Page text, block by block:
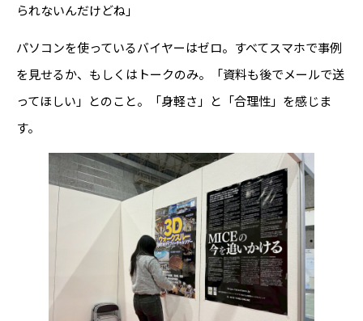
られないんだけどね」
パソコンを使っているバイヤーはゼロ。すべてスマホで事例
を見せるか、もしくはトークのみ。「資料も後でメールで送
ってほしい」とのこと。「身軽さ」と「合理性」を感じま
す。